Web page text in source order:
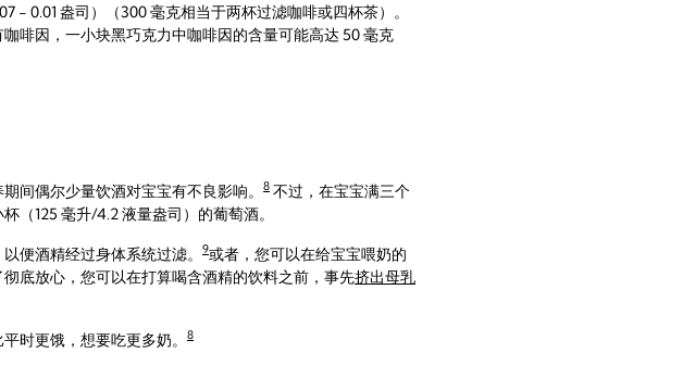
- 0.01 盎司）（300 毫克相当于两杯过滤咖啡或四杯茶）。
啡因，一小块黑巧克力中咖啡因的含量可能高达 50 毫克
间偶尔少量饮酒对宝宝有不良影响。 8 不过，在宝宝满三个
（125 毫升/4.2 液量盎司）的葡萄酒。
便酒精经过身体系统过滤。 9或者，您可以在给宝宝喂奶的
底放心，您可以在打算喝含酒精的饮料之前，事先挤出母乳
时更饿，想要吃更多奶。 8